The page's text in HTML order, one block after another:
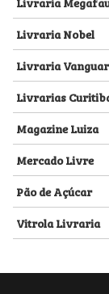
Livraria Nobel
Livraria
Livrarias
Magazine Luiza
Mercado Livre
Pão de Açúcar
Vitrola Livraria